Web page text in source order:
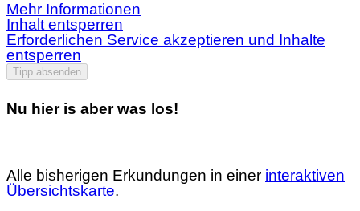
Mehr Informationen
Inhalt entsperren
Erforderlichen Service akzeptieren und Inhalte
entsperren
Tipp absenden
Nu hier is aber was los!
Alle bisherigen Erkundungen in einer interaktiven
Übersichtskarte.